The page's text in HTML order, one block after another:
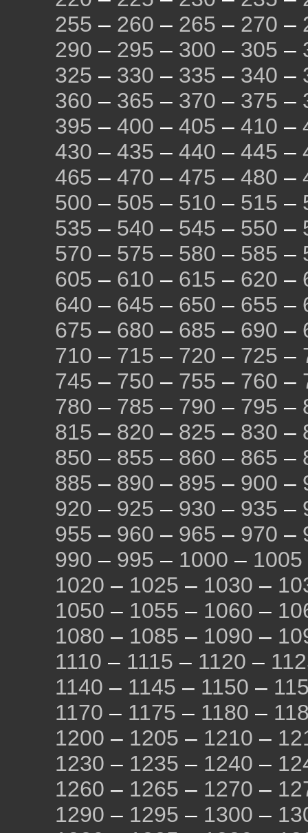
255 – 260 – 265 – 270 –
290 – 295 – 300 – 305 –
325 – 330 – 335 – 340 –
360 – 365 – 370 – 375 –
395 – 400 – 405 – 410 –
430 – 435 – 440 – 445 –
465 – 470 – 475 – 480 –
500 – 505 – 510 – 515 –
535 – 540 – 545 – 550 –
570 – 575 – 580 – 585 –
605 – 610 – 615 – 620 –
640 – 645 – 650 – 655 –
675 – 680 – 685 – 690 –
710 – 715 – 720 – 725 –
745 – 750 – 755 – 760 –
780 – 785 – 790 – 795 –
815 – 820 – 825 – 830 –
850 – 855 – 860 – 865 –
885 – 890 – 895 – 900 –
920 – 925 – 930 – 935 –
955 – 960 – 965 – 970 –
990 – 995 – 1000 – 1005
1020 – 1025 – 1030 –
1050 – 1055 – 1060 –
1080 – 1085 – 1090 –
1110 – 1115 – 1120 –
1140 – 1145 – 1150 –
1170 – 1175 – 1180 –
1200 – 1205 – 1210 –
1230 – 1235 – 1240 –
1260 – 1265 – 1270 –
1290 – 1295 – 1300 –